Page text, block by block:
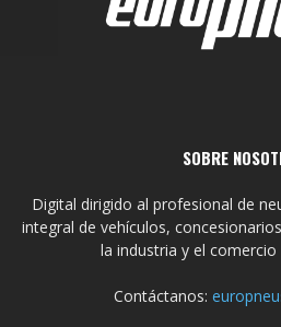
SOBRE
Digital dirigido al profesional de
integral de vehículos,
la industria y el
Contáctanos: